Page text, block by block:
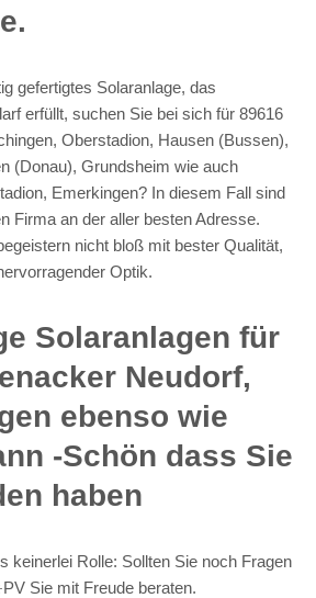
gefertigtes Solaranlage, das
erfüllt, suchen Sie bei sich für 89616
Oberstadion, Hausen (Bussen),
(Donau), Grundsheim wie auch
Emerkingen? In diesem Fall sind
Firma an der aller besten Adresse.
nicht bloß mit bester Qualität,
Optik.
Solaranlagen für
Neudorf,
ebenso wie
-Schön dass Sie
haben
keinerlei Rolle: Sollten Sie noch Fragen
Sie mit Freude beraten.